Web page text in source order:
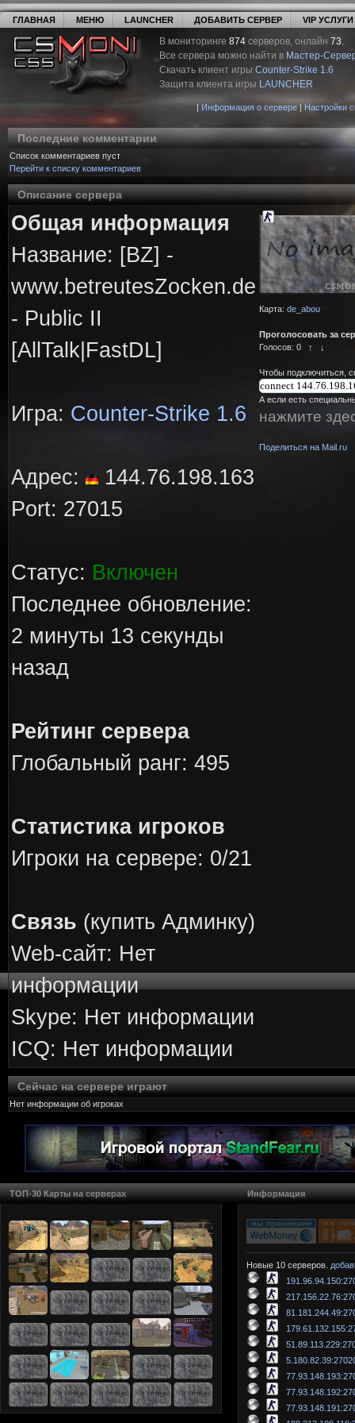
ГЛАВНАЯ МЕНЮ LAUNCHER ДОБАВИТЬ СЕРВЕР VIP УСЛУГИ
В мониторинге 874 серверов, онлайн 73,
Все сервера можно найти в Мастер-
Скачать клиент игры Counter-Strike 1.6
Защита клиента игры LAUNCHER
| Информация о сервере| Настройки
Последние комментарии
Список комментариев пуст
Перейти к списку комментариев
Описание сервера
Общая информация
Название: [BZ] -
www.betreutesZocken.de
- Public II
[AllTalk|FastDL]
Игра: Counter-Strike 1.6
Адрес:
144.76.198.163
Port: 27015
Статус: Включен
Последнее обновление:
2 минуты 13 секунды
назад
Рейтинг сервера
Глобальный ранг: 495
Статистика игроков
Игроки на сервере: 0/21
Связь (купить Админку)
Web-сайт: Нет
информации
Skype: Нет информации
ICQ: Нет информации
Карта: de_abou
Проголосовать за
Голосов: 0 ↑ ↓
Чтобы подключиться,
А если есть
нажмите
Поделиться на Mail.ru
Сейчас на сервере играют
Нет информации об игроках
ТОП-30 Карты на серверах Информация
Новые 10 серверов.